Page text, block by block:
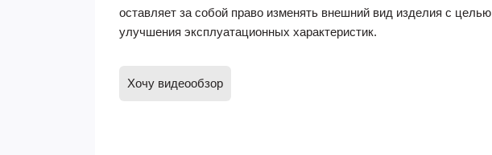
оставляет за собой право изменять внешний вид изделия с целью
улучшения эксплуатационных характеристик.
Хочу видеообзор